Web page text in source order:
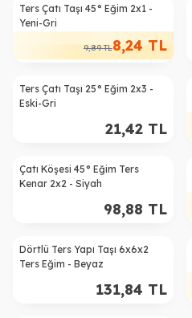
%17
Ters Çatı Taşı 45° Eğim 2x1 -
Yeni-Gri
9,89TL8,24 TL
Ters Çatı Taşı 25° Eğim 2x3 -
Eski-Gri
21,42 TL
Çatı Köşesi 45° Eğim Ters
Kenar 2x2 - Siyah
98,88 TL
Dörtlü Ters Yapı Taşı 6x6x2
Ters Eğim - Beyaz
131,84 TL